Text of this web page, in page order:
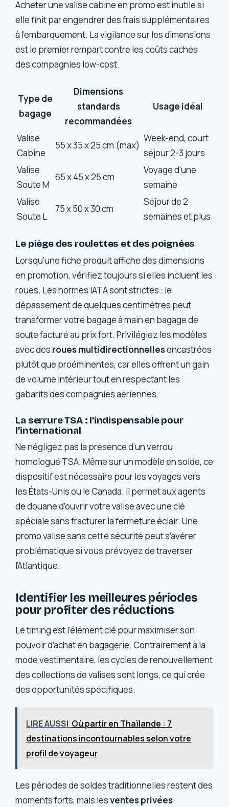
Acheter une valise cabine en promo est inutile si
elle finit par engendrer des frais supplémentaires
à l’embarquement. La vigilance sur les dimensions
est le premier rempart contre les coûts cachés
des compagnies low-cost.
Type de
bagage
Dimensions
standards
recommandées
Usage idéal
Valise
Cabine
55 x 35 x 25 cm (max)
Week-end, court
séjour 2-3 jours
Valise
Soute M
65 x 45 x 25 cm
Voyage d’une
semaine
Valise
Soute L
75 x 50 x 30 cm
Séjour de 2
semaines et plus
Le piège des roulettes et des poignées
Lorsqu’une fiche produit affiche des dimensions
en promotion, vérifiez toujours si elles incluent les
roues. Les normes IATA sont strictes : le
dépassement de quelques centimètres peut
transformer votre bagage à main en bagage de
soute facturé au prix fort. Privilégiez les modèles
avec des roues multidirectionnellesencastrées
plutôt que proéminentes, car elles offrent un gain
de volume intérieur tout en respectant les
gabarits des compagnies aériennes.
La serrure TSA : l’indispensable pour
l’international
Ne négligez pas la présence d’un verrou
homologué TSA. Même sur un modèle en solde, ce
dispositif est nécessaire pour les voyages vers
les États-Unis ou le Canada. Il permet aux agents
de douane d’ouvrir votre valise avec une clé
spéciale sans fracturer la fermeture éclair. Une
promo valise sans cette sécurité peut s’avérer
problématique si vous prévoyez de traverser
l’Atlantique.
Identifier les meilleures périodes
pour profiter des réductions
Le timing est l’élément clé pour maximiser son
pouvoir d’achat en bagagerie. Contrairement à la
mode vestimentaire, les cycles de renouvellement
des collections de valises sont longs, ce qui crée
des opportunités spécifiques.
LIRE AUSSI Où partir en Thaïlande : 7
destinations incontournables selon votre
profil de voyageur
Les périodes de soldes traditionnelles restent des
moments forts, mais lesventes privées